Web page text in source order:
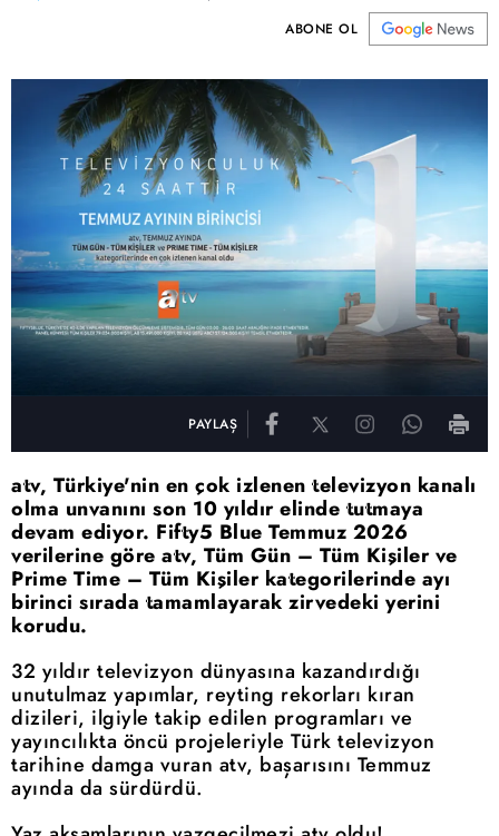
ABONE OL
PAYLAŞ
atv, Türkiye'nin en çok izlenen televizyon kanalı
olma unvanını son 10 yıldır elinde tutmaya
devam ediyor. Fifty5 Blue Temmuz 2026
verilerine göre atv, Tüm Gün – Tüm Kişiler ve
Prime Time – Tüm Kişiler kategorilerinde ayı
birinci sırada tamamlayarak zirvedeki yerini
korudu.
32 yıldır televizyon dünyasına kazandırdığı
unutulmaz yapımlar, reyting rekorları kıran
dizileri, ilgiyle takip edilen programları ve
yayıncılıkta öncü projeleriyle Türk televizyon
tarihine damga vuran atv, başarısını Temmuz
ayında da sürdürdü.